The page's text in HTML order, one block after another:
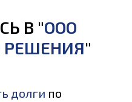
В "ООО
РЕШЕНИЯ"
долги по